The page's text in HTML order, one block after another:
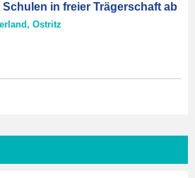
in freier Trägerschaft ab
, Ostritz